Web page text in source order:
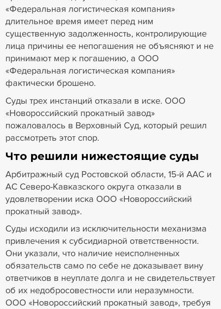
«Федеральная логистическая компания»
длительное время имеет перед ним
существенную задолженность, контролирующие
лица причины ее непогашения не объясняют и не
принимают мер к погашению, а ООО
«Федеральная логистическая компания»
фактически брошено.
Суды трех инстанций отказали в иске. ООО
«Новороссийский прокатный завод»
пожаловалось в Верховный Суд, который решил
рассмотреть этот спор.
Что решили нижестоящие суды
Арбитражный суд Ростовской области, 15-й ААС и
АС Северо-Кавказского округа отказали в
удовлетворении иска ООО «Новороссийский
прокатный завод».
Суды исходили из исключительности механизма
привлечения к субсидиарной ответственности.
Они указали, что наличие неисполненных
обязательств само по себе не доказывает вину
ответчиков в неуплате долга и не свидетельствует
об их недобросовестности или неразумности.
ООО «Новороссийский прокатный завод», требуя